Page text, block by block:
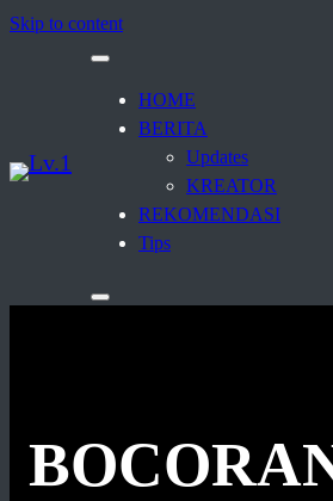
Skip to content
HOME
BERITA
Updates
KREATOR
REKOMENDASI
Tips